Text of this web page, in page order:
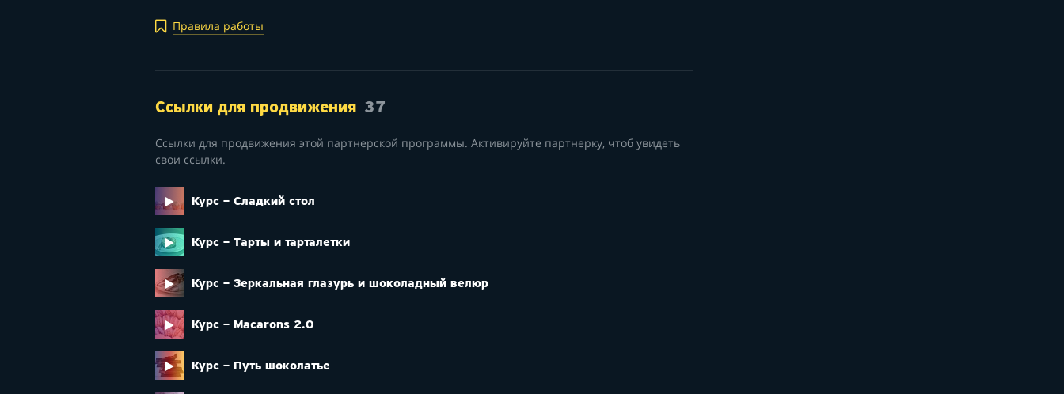
Правила работы
Ссылки для продвижения 37
Ссылки для продвижения этой партнерской программы. Активируйте партнерку, чтоб увидеть
свои ссылки.
Курс – Сладкий стол
Курс – Тарты и тарталетки
Курс – Зеркальная глазурь и шоколадный велюр
Курс – Macarons 2.0
Курс – Путь шоколатье